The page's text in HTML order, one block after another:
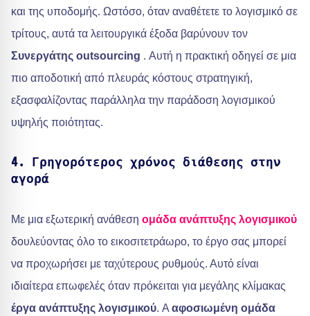
και της υποδομής. Ωστόσο, όταν αναθέτετε το λογισμικό σε
τρίτους, αυτά τα λειτουργικά έξοδα βαρύνουν τον
Συνεργάτης outsourcing . Αυτή η πρακτική οδηγεί σε μια
πιο αποδοτική από πλευράς κόστους στρατηγική,
εξασφαλίζοντας παράλληλα την παράδοση λογισμικού
υψηλής ποιότητας.
4. Γρηγορότερος χρόνος διάθεσης στην
αγορά
Με μια εξωτερική ανάθεση ομάδα ανάπτυξης λογισμικού
δουλεύοντας όλο το εικοσιτετράωρο, το έργο σας μπορεί
να προχωρήσει με ταχύτερους ρυθμούς. Αυτό είναι
ιδιαίτερα επωφελές όταν πρόκειται για μεγάλης κλίμακας
έργα ανάπτυξης λογισμικού. A αφοσιωμένη ομάδα